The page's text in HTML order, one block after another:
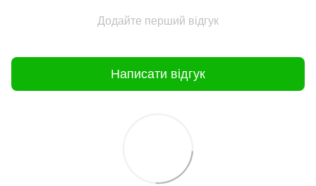
Додайте перший відгук
Написати відгук